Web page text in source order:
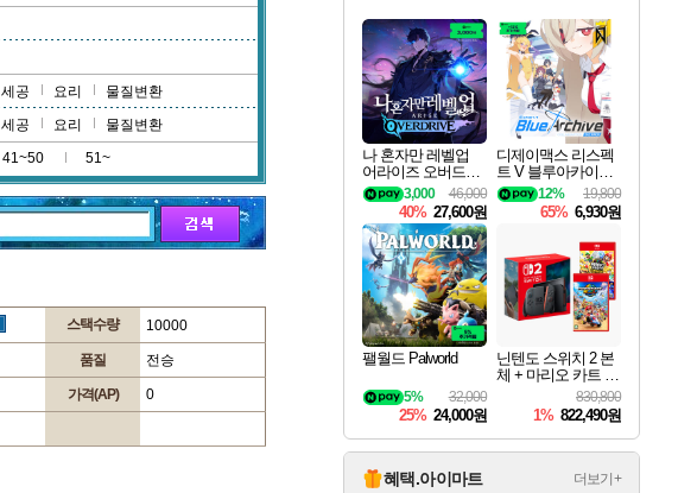
세공 요리
물질변환
세공 요리 물질변환
41~50 51~
스택수량 10000
품질 전승
가격(AP) 0
최대 90% 할인가를 만나보세요!
네이버혜택과 함께 만나보세요!
이니&베니 혜택까지!
네이버 혜택가와 함께 예약하세요!
할인&네이버혜택으로 만나보세요!
네이버페이 혜택과 만나보세요!
40주년 프로모션으로 만나보세요!
할인가에 만나보세요!
일부 에디션 상시 할인!
혜택으로 예약 판매 중
편안하게 충전하세요
나 혼자만 레벨업
어라이즈 오버드라
이브 Solo Leveling A
rise
46,000
3,000
40% 27,600원
디제이맥스 리스펙
트 V 블루아카이브
팩 DJMAX RESPE
CT V Blue Archive P
ack DLC
19,800
12%
65% 6,930원
팰월드 Palworld
32,000
5%
25% 24,000원
닌텐도 스위치 2 본
체 + 마리오 카트 월
드 + 슈퍼 마리오 파
티 잼버리 닌텐도
스위치 2 에디션 +
잼버리 TV 번들
830,800
1% 822,490원
혜택.아이마트 더보기+